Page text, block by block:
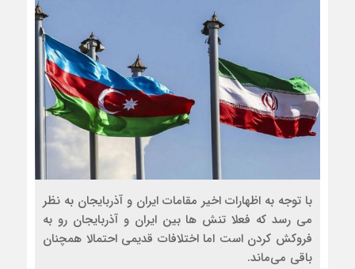
با توجه به اظهارات اخیر مقامات ایران و آذربایجان به نظر
می رسد که فعلا تنش ها بین ایران و آذربایجان رو به
فروکش کردن است اما اختلافات قدیمی احتمالا همچنان
باقی می‌ماند.